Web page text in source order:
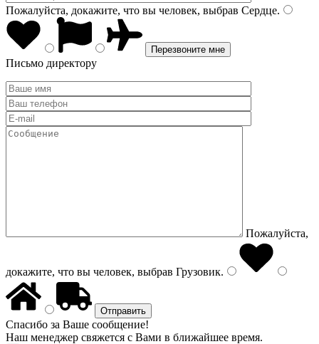
Пожалуйста, докажите, что вы человек, выбрав Сердце.
Письмо директору
Пожалуйста,
докажите, что вы человек, выбрав Грузовик.
Спасибо за Ваше сообщение!
Наш менеджер свяжется с Вами в ближайшее время.